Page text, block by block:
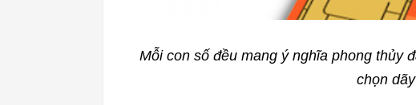
Mỗi con số đều mang ý nghĩa phong thủy
chọn